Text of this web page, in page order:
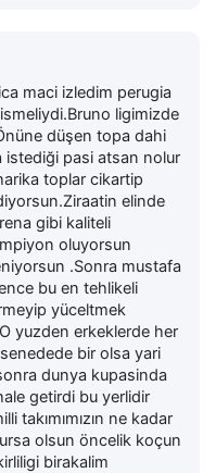
maci izledim perugia
ligimizde
düşen topa dahi
pasi atsan nolur
toplar cikartip
elinde
gibi kaliteli
oluyorsun
.Sonra mustafa
bu en tehlikeli
yüceltmek
yuzden erkeklerde her
bir olsa yari
dunya kupasinda
getirdi bu yerlidir
takımımızın ne kadar
olsun öncelik koçun
birakalim